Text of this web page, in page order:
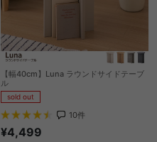
【幅40cm】Luna ラウンドサイドテーブ
ル
sold out
10件
¥4,499